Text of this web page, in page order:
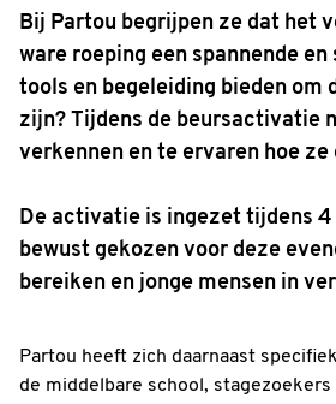
Bij Partou begrijpen ze dat het
ware roeping een spannende
tools en begeleiding bieden om
zijn? Tijdens de beursactivatie
verkennen en te ervaren hoe
De activatie is ingezet tijdens
bewust gekozen voor deze
bereiken en jonge mensen in
Partou heeft zich daarnaast
de middelbare school,